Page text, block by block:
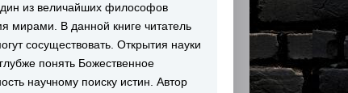
из величайших философов
мирами. В данной книге читатель
сосуществовать. Открытия науки
понять Божественное
научному поиску истин. Автор